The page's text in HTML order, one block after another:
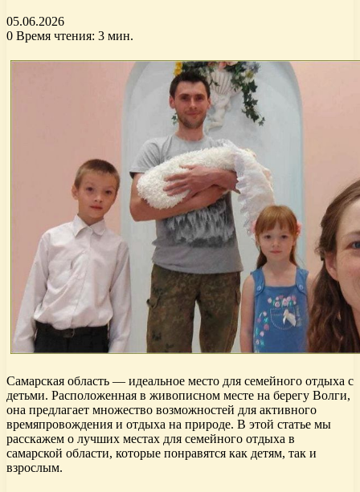
05.06.2026
0 Время чтения: 3 мин.
Самарская область — идеальное место для семейного отдыха с
детьми. Расположенная в живописном месте на берегу Волги,
она предлагает множество возможностей для активного
времяпровождения и отдыха на природе. В этой статье мы
расскажем о лучших местах для семейного отдыха в
самарской области, которые понравятся как детям, так и
взрослым.